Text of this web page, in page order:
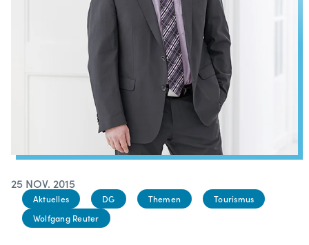
25 NOV. 2015
Aktuelles DG Themen
Tourismus
Wolfgang Reuter